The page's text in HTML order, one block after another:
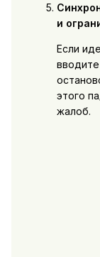
и
Если
этого
жалоб.